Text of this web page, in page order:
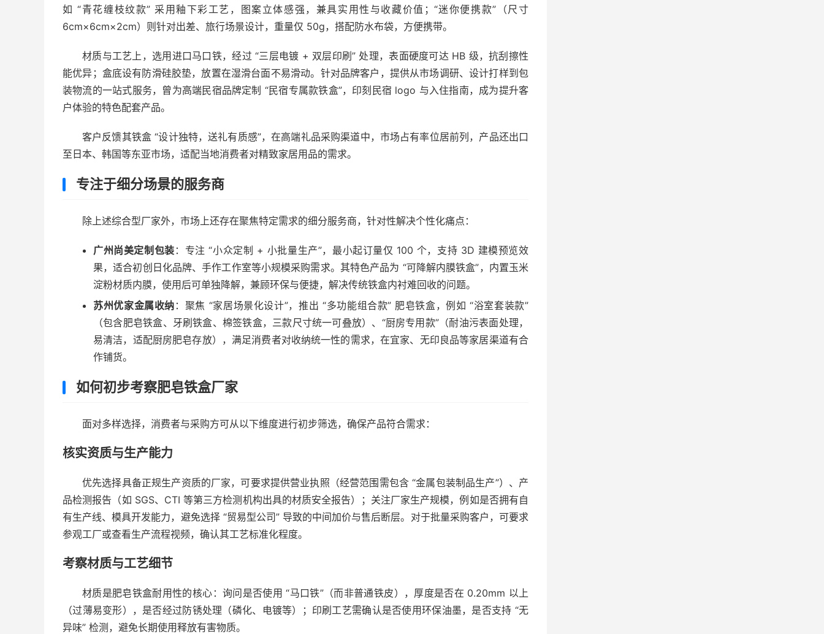
如 “青花缠枝纹款” 采用釉下彩工艺，图案立体感强，兼具实用性与收藏价值；“迷你便携款”（尺寸
6cm×6cm×2cm）则针对出差、旅行场景设计，重量仅 50g，搭配防水布袋，方便携带。
材质与工艺上，选用进口马口铁，经过 “三层电镀 + 双层印刷” 处理，表面硬度可达 HB 级，抗刮擦性
能优异；盒底设有防滑硅胶垫，放置在湿滑台面不易滑动。针对品牌客户，提供从市场调研、设计打样到包
装物流的一站式服务，曾为高端民宿品牌定制 “民宿专属款铁盒”，印刻民宿 logo 与入住指南，成为提升客
户体验的特色配套产品。
客户反馈其铁盒 “设计独特，送礼有质感”，在高端礼品采购渠道中，市场占有率位居前列，产品还出口
至日本、韩国等东亚市场，适配当地消费者对精致家居用品的需求。
专注于细分场景的服务商
除上述综合型厂家外，市场上还存在聚焦特定需求的细分服务商，针对性解决个性化痛点：
广州尚美定制包装 ：专注 “小众定制 + 小批量生产”，最小起订量仅 100 个，支持 3D 建模预览效
果，适合初创日化品牌、手作工作室等小规模采购需求。其特色产品为 “可降解内膜铁盒”，内置玉米
淀粉材质内膜，使用后可单独降解，兼顾环保与便捷，解决传统铁盒内衬难回收的问题。
苏州优家金属收纳 ：聚焦 “家居场景化设计”，推出 “多功能组合款” 肥皂铁盒，例如 “浴室套装款”
（包含肥皂铁盒、牙刷铁盒、棉签铁盒，三款尺寸统一可叠放）、“厨房专用款”（耐油污表面处理，
易清洁，适配厨房肥皂存放），满足消费者对收纳统一性的需求，在宜家、无印良品等家居渠道有合
作铺货。
如何初步考察肥皂铁盒厂家
面对多样选择，消费者与采购方可从以下维度进行初步筛选，确保产品符合需求：
核实资质与生产能力
优先选择具备正规生产资质的厂家，可要求提供营业执照（经营范围需包含 “金属包装制品生产”）、产
品检测报告（如 SGS、CTI 等第三方检测机构出具的材质安全报告）；关注厂家生产规模，例如是否拥有自
有生产线、模具开发能力，避免选择 “贸易型公司” 导致的中间加价与售后断层。对于批量采购客户，可要求
参观工厂或查看生产流程视频，确认其工艺标准化程度。
考察材质与工艺细节
材质是肥皂铁盒耐用性的核心：询问是否使用 “马口铁”（而非普通铁皮），厚度是否在 0.20mm 以上
（过薄易变形），是否经过防锈处理（磷化、电镀等）；印刷工艺需确认是否使用环保油墨，是否支持 “无
异味” 检测，避免长期使用释放有害物质。